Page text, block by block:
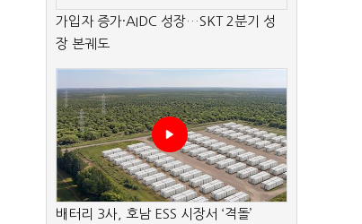
가입자 증가·AIDC 성장…SKT 2분기 성
장 본궤도
배터리 3사, 호남 ESS 시장서 ‘격돌’